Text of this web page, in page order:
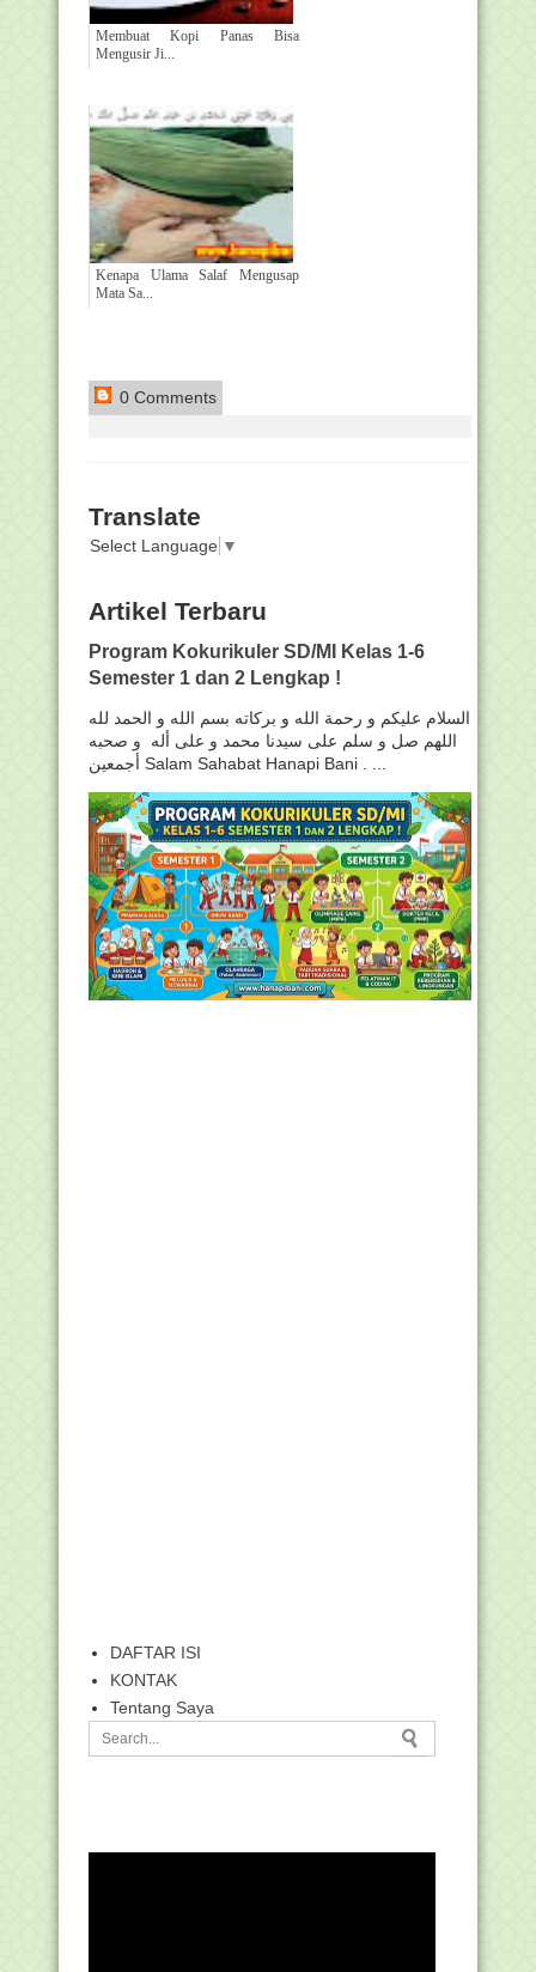
Membuat Kopi Panas Bisa
Mengusir Ji...
Kenapa Ulama Salaf Mengusap
Mata Sa...
0 Comments
Translate
Select Language ▼
Artikel Terbaru
Program Kokurikuler SD/MI Kelas 1-6
Semester 1 dan 2 Lengkap !
السلام عليكم و رحمة الله و بركاته بسم الله و الحمد لله
اللهم صل و سلم على سيدنا محمد و على أله و صحبه
أجمعين Salam Sahabat Hanapi Bani . ...
DAFTAR ISI
KONTAK
Tentang Saya